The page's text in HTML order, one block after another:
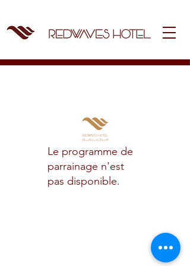
Le programme de
parrainage n'est
pas disponible.